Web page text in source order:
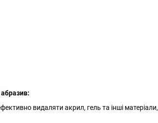
видаляти акрил, гель та інші матеріали,